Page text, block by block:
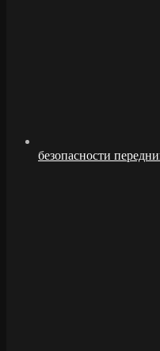
безопасности